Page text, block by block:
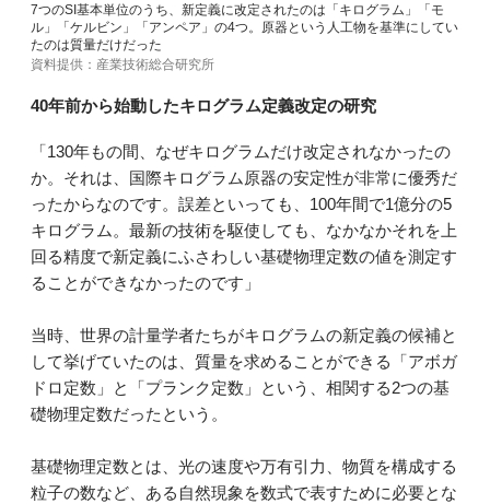
7つのSI基本単位のうち、新定義に改定されたのは「キログラム」「モ
ル」「ケルビン」「アンペア」の4つ。原器という人工物を基準にしてい
たのは質量だけだった
資料提供：産業技術総合研究所
40年前から始動したキログラム定義改定の研究
「130年もの間、なぜキログラムだけ改定されなかったの
か。それは、国際キログラム原器の安定性が非常に優秀だ
ったからなのです。誤差といっても、100年間で1億分の5
キログラム。最新の技術を駆使しても、なかなかそれを上
回る精度で新定義にふさわしい基礎物理定数の値を測定す
ることができなかったのです」
当時、世界の計量学者たちがキログラムの新定義の候補と
して挙げていたのは、質量を求めることができる「アボガ
ドロ定数」と「プランク定数」という、相関する2つの基
礎物理定数だったという。
基礎物理定数とは、光の速度や万有引力、物質を構成する
粒子の数など、ある自然現象を数式で表すために必要とな